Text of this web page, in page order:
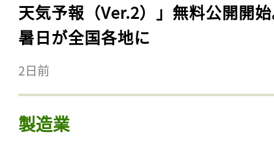
天気予報（Ver.2）」無料公開開
暑日が全国各地に
2日前
製造業